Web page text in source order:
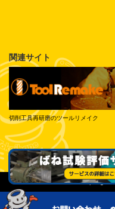
関連サイト
切削工具再研磨のツールリメイク
© Tokai Spring